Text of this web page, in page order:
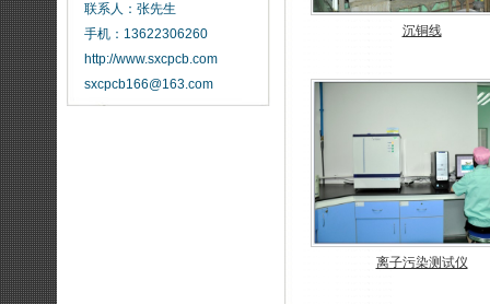
联系人：张先生
手机：13622306260
http://www.sxcpcb.com
sxcpcb166@163.com
沉铜线
离子污染测试仪